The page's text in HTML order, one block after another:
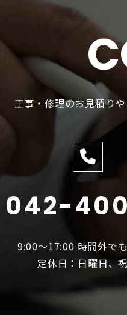
工事・修理のお見積り
042-
9:00〜17:00 時間外で
定休日：日曜日、